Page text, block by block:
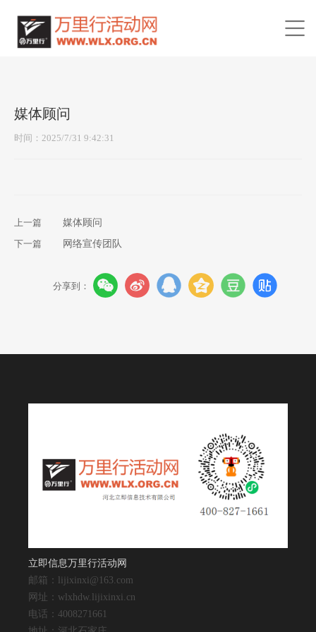
媒体顾问
时间：2025/7/31 9:42:31
上一篇
媒体顾问
下一篇
网络宣传团队
分享到：
立即信息万里行活动网
邮箱：lijixinxi@163.com
网址：wlxhdw.lijixinxi.cn
电话：4008271661